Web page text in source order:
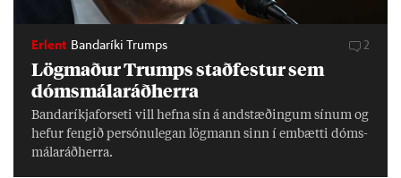
Erlent Bandaríki Trumps 2
Lög­mað­ur Trumps stað­fest­ur sem
dóms­mála­ráð­herra
Banda­ríkja­for­seti vill hefna sín á and­stæð­ing­um sín­um og
hef­ur feng­ið per­sónu­leg­an lög­mann sinn í embætti dóms­
mála­ráð­herra.